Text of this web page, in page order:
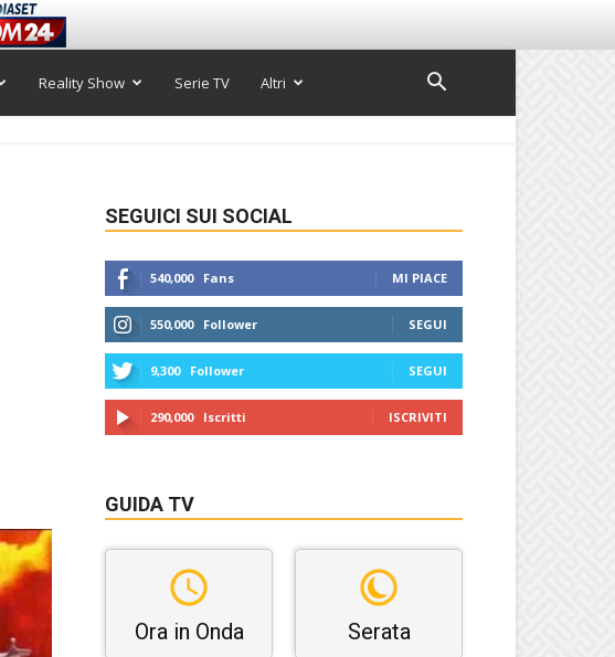
Reality Show Serie TV Altri
SEGUICI SUI SOCIAL
540,000 Fans MI PIACE
550,000 Follower SEGUI
9,300 Follower SEGUI
290,000 Iscritti ISCRIVITI
GUIDA TV
Ora in Onda Serata